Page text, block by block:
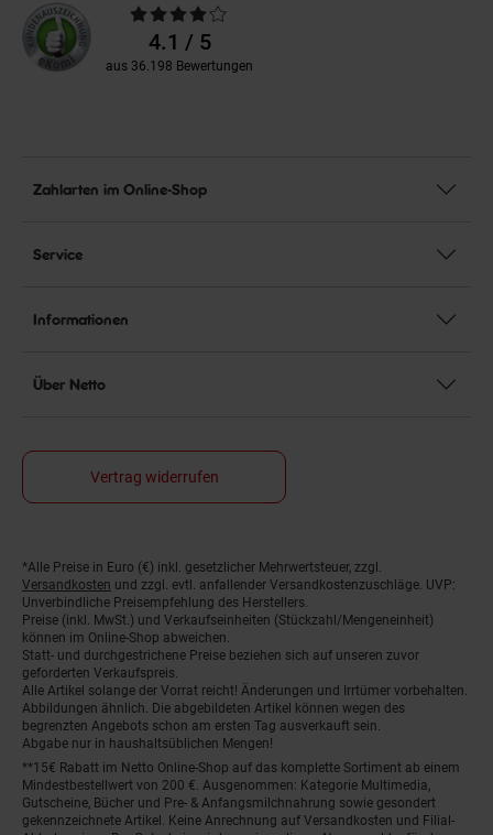
Durchschnittliche
Bewertungen4.1 / 5
aus 36.198 Bewertungen
Zahlarten im Online-Shop
Service
Informationen
Über Netto
Vertrag widerrufen
Fußnoten
*Alle Preise in Euro (€) inkl. gesetzlicher Mehrwertsteuer, zzgl.
Versandkosten und zzgl. evtl. anfallender Versandkostenzuschläge. UVP:
Unverbindliche Preisempfehlung des Herstellers.
Preise (inkl. MwSt.) und Verkaufseinheiten (Stückzahl/Mengeneinheit)
können im Online-Shop abweichen.
Statt- und durchgestrichene Preise beziehen sich auf unseren zuvor
geforderten Verkaufspreis.
Alle Artikel solange der Vorrat reicht! Änderungen und Irrtümer vorbehalten.
Abbildungen ähnlich. Die abgebildeten Artikel können wegen des
begrenzten Angebots schon am ersten Tag ausverkauft sein.
Abgabe nur in haushaltsüblichen Mengen!
**15€ Rabatt im Netto Online-Shop auf das komplette Sortiment ab einem
Mindestbestellwert von 200 €. Ausgenommen: Kategorie Multimedia,
Gutscheine, Bücher und Pre- & Anfangsmilchnahrung sowie gesondert
gekennzeichnete Artikel. Keine Anrechnung auf Versandkosten und Filial-